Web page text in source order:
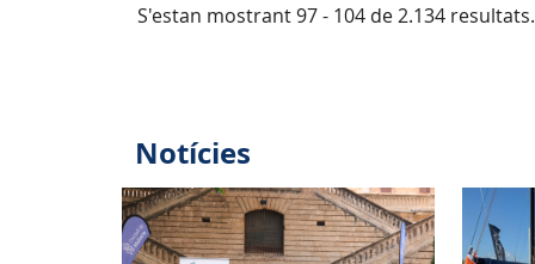
S'estan mostrant 97 - 104 de 2.134 resultats.
Notícies